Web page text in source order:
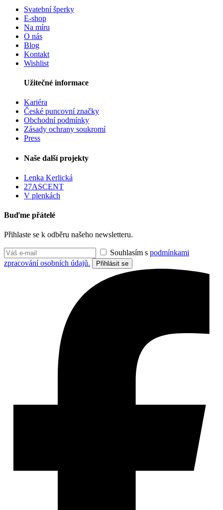
Svatební šperky
E-shop
Na míru
O nás
Blog
Kontakt
Wishlist
Užitečné informace
Kariéra
České puncovní značky
Obchodní podmínky
Zásady ochrany soukromí
Press
Naše další projekty
Lenka Kerlická
27ASCENT
V plenkách
Buďme přátelé
Přihlaste se k odběru našeho newsletteru.
Souhlasím s podmínkami
zpracování osobních údajů.